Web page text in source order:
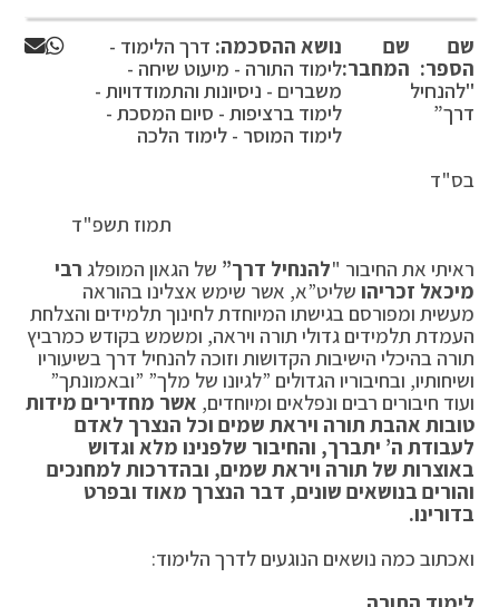
שם
הספר:
"להנחיל
דרך”
שם
המחבר:
נושא ההסכמה: דרך הלימוד -
לימוד התורה - מיעוט שיחה -
משברים - ניסיונות והתמודדויות -
לימוד ברציפות - סיום המסכת -
לימוד המוסר - לימוד הלכה
בס"ד
תמוז תשפ"ד
ראיתי את החיבור "להנחיל דרך” של הגאון המופלג רבי
מיכאל זכריהו שליט”א, אשר שימש אצלינו בהוראה
מעשית ומפורסם בגישתו המיוחדת לחינוך תלמידים והצלחת
העמדת תלמידים גדולי תורה ויראה, ומשמש בקודש כמרביץ
תורה בהיכלי הישיבות הקדושות וזוכה להנחיל דרך בשיעוריו
ושיחותיו, ובחיבוריו הגדולים ”לגיונו של מלך” ”ובאמונתך”
ועוד חיבורים רבים ונפלאים ומיוחדים, אשר מחדירים מידות
טובות אהבת תורה ויראת שמים וכל הנצרך לאדם
לעבודת ה’ יתברך, והחיבור שלפנינו מלא וגדוש
באוצרות של תורה ויראת שמים, ובהדרכות למחנכים
והורים בנושאים שונים, דבר הנצרך מאוד ובפרט
בדורינו.
ואכתוב כמה נושאים הנוגעים לדרך הלימוד: